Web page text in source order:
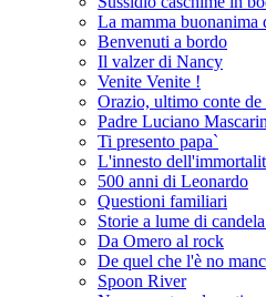
La mamma buonanima
Benvenuti a bordo
Il valzer di Nancy
Venite Venite !
Orazio, ultimo conte de
Padre Luciano
Ti presento papa`
L'innesto
500 anni di Leonardo
Questioni familiari
Storie a lume di
Da Omero al rock
De quel che l'è no
Spoon River